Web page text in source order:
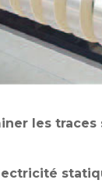
les traces